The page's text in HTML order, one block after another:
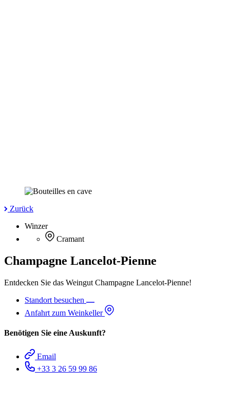
Zurück
Winzer
Cramant
Champagne Lancelot-Pienne
Entdecken Sie das Weingut Champagne Lancelot-Pienne!
Standort besuchen
Anfahrt zum Weinkeller
Benötigen Sie eine Auskunft?
Email
+33 3 26 59 99 86